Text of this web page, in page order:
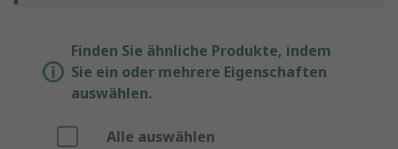
Finden Sie ähnliche Produkte, indem
Sie ein oder mehrere Eigenschaften
auswählen.
Alle auswählen